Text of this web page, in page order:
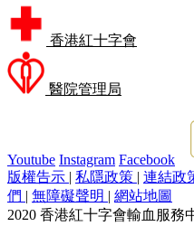
香港紅十字會
醫院管理局
Youtube Instagram Facebook
版權告示 | 私隱政策 | 連結政
們 | 無障礙聲明 | 網站地圖
2020 香港紅十字會輸血服務